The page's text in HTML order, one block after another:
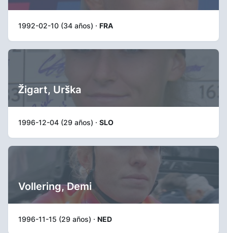
1992-02-10 (34 años) · FRA
Žigart, Urška
1996-12-04 (29 años) · SLO
Vollering, Demi
1996-11-15 (29 años) · NED